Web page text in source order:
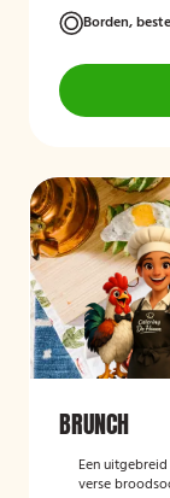
Borden,
BRUNCH
Een
verse